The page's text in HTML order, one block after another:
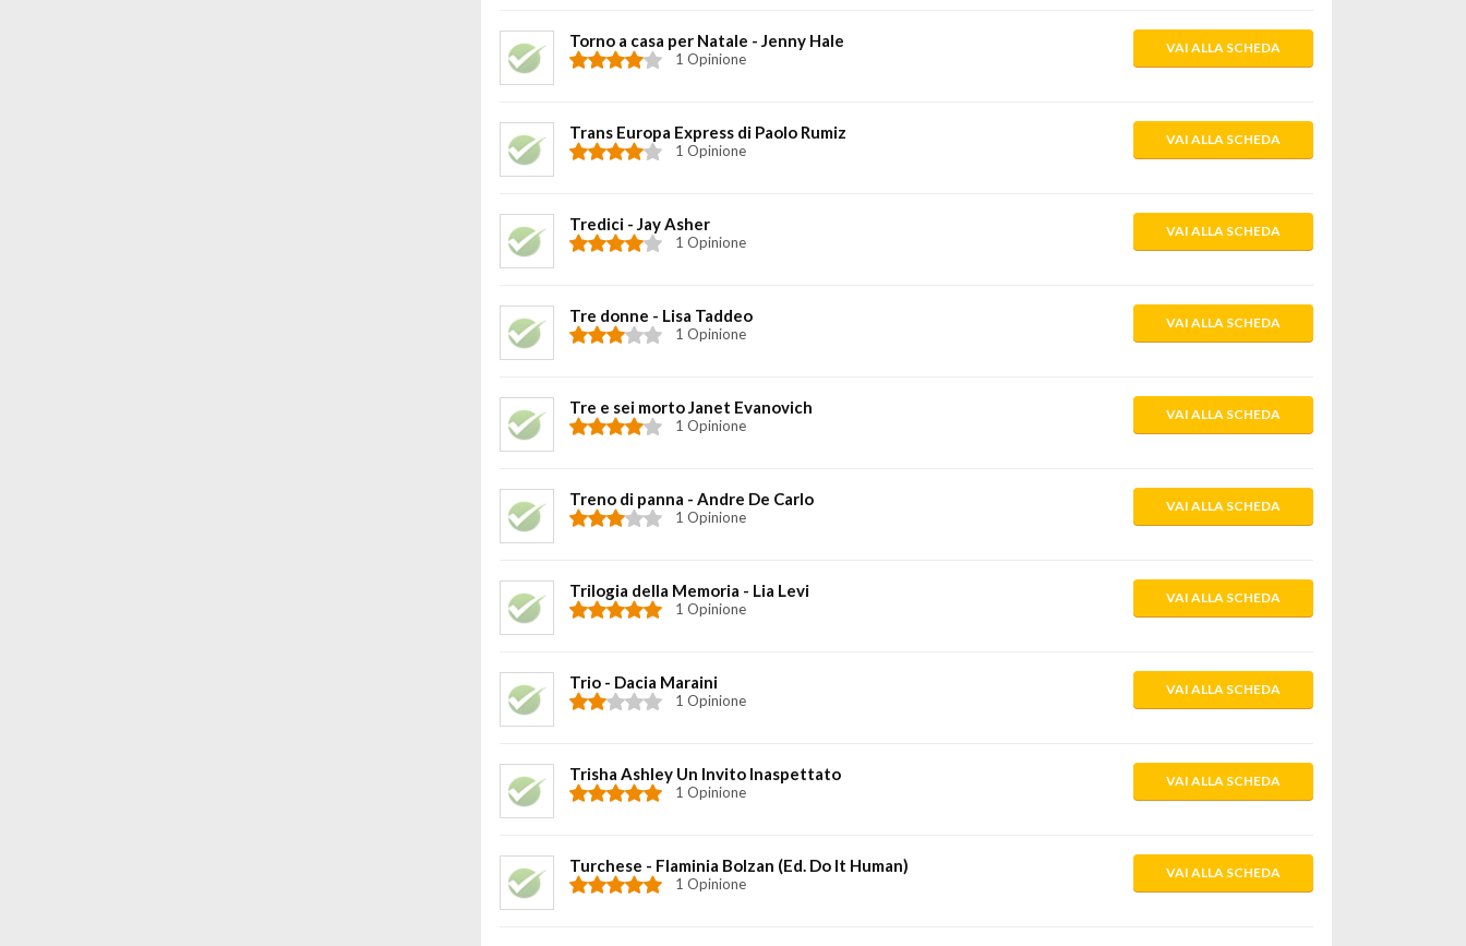
Torno a casa per Natale - Jenny Hale
1 Opinione
VAI ALLA SCHEDA
Trans Europa Express di Paolo Rumiz
1 Opinione
VAI ALLA SCHEDA
Tredici - Jay Asher
1 Opinione
VAI ALLA SCHEDA
Tre donne - Lisa Taddeo
1 Opinione
VAI ALLA SCHEDA
Tre e sei morto Janet Evanovich
1 Opinione
VAI ALLA SCHEDA
Treno di panna - Andre De Carlo
1 Opinione
VAI ALLA SCHEDA
Trilogia della Memoria - Lia Levi
1 Opinione
VAI ALLA SCHEDA
Trio - Dacia Maraini
1 Opinione
VAI ALLA SCHEDA
Trisha Ashley Un Invito Inaspettato
1 Opinione
VAI ALLA SCHEDA
Turchese - Flaminia Bolzan (Ed. Do It Human)
1 Opinione
VAI ALLA SCHEDA